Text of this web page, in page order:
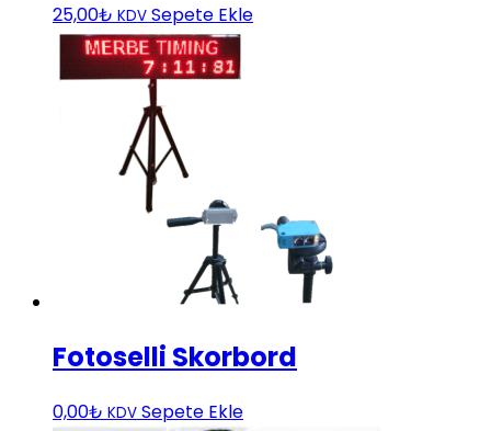
25,00₺ KDV Sepete Ekle
Fotoselli Skorbord
0,00₺ KDV Sepete Ekle